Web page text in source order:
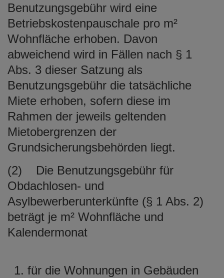
Benutzungsgebühr wird eine
Betriebskostenpauschale pro m²
Wohnfläche erhoben. Davon
abweichend wird in Fällen nach § 1
Abs. 3 dieser Satzung als
Benutzungsgebühr die tatsächliche
Miete erhoben, sofern diese im
Rahmen der jeweils geltenden
Mietobergrenzen der
Grundsicherungsbehörden liegt.
(2) Die Benutzungsgebühr für
Obdachlosen- und
Asylbewerberunterkünfte (§ 1 Abs. 2)
beträgt je m² Wohnfläche und
Kalendermonat
für die Wohnungen in Gebäuden